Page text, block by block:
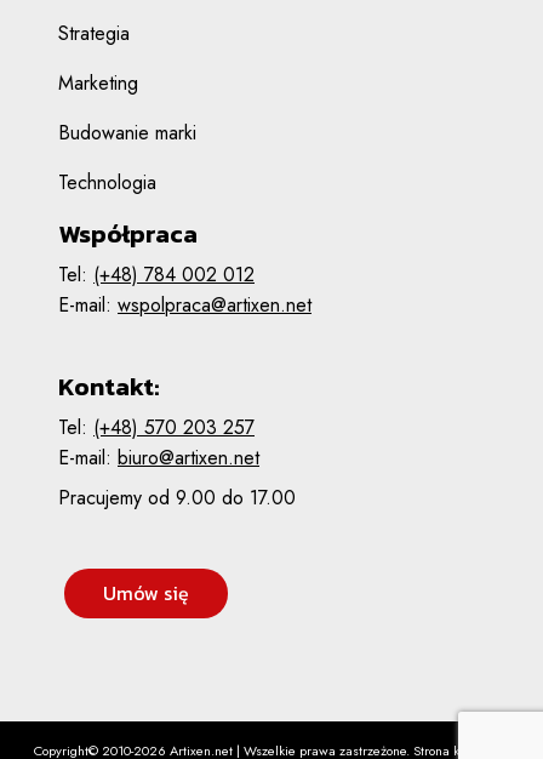
Strategia
Marketing
Budowanie marki
Technologia
Współpraca
Tel: (+48) 784 002 012
E-mail: wspolpraca@artixen.net
Kontakt:
Tel: (+48) 570 203 257
E-mail: biuro@artixen.net
Pracujemy od 9.00 do 17.00
Umów się
Copyright© 2010-2026 Artixen.net | Wszelkie prawa zastrzeżone. Strona korzysta z